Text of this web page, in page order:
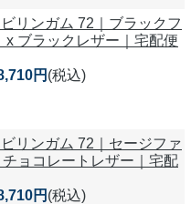
リンガム 72｜ブラックフ
x ブラックレザー｜宅配便
円 (税込)
リンガム 72｜セージファ
ョコレートレザー｜宅配
円 (税込)